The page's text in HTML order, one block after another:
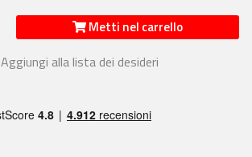
Metti nel carrello
Aggiungi alla lista dei desideri